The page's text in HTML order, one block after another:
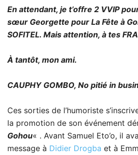
En attendant, je t’offre 2 VVIP
sœur Georgette pour La Fête à
SOFITEL. Mais attention, à tes
À tantôt, mon ami.
CAUPHY GOMBO, No pitié in
Ces sorties de l’humoriste
la promotion de son événement
Gohou« . Avant Samuel Eto’o, il
message à Didier Drogba et à